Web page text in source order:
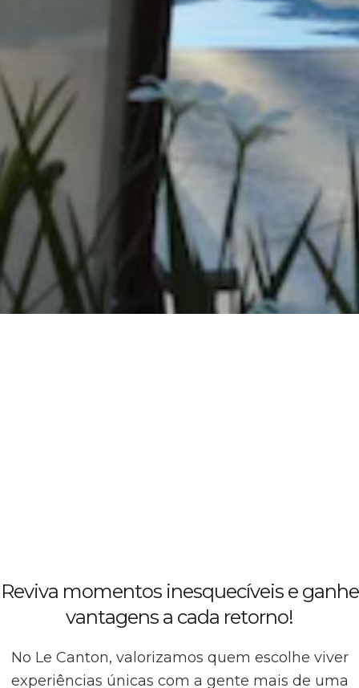
Reviva momentos inesquecíveis e ganhe
vantagens a cada retorno!
No Le Canton, valorizamos quem escolhe viver
experiências únicas com a gente mais de uma